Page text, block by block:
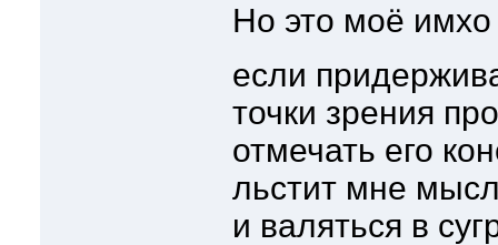
Но это моё
если
точки зрения
отмечать его
льстит мне
и валяться в